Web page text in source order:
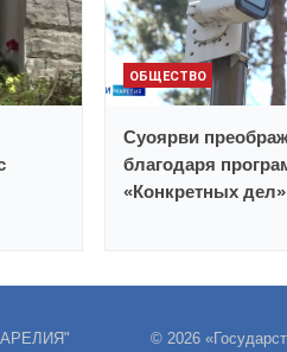
ОБЩЕСТВО
Суоярви
благодаря
«Конкретных дел»
© 2026